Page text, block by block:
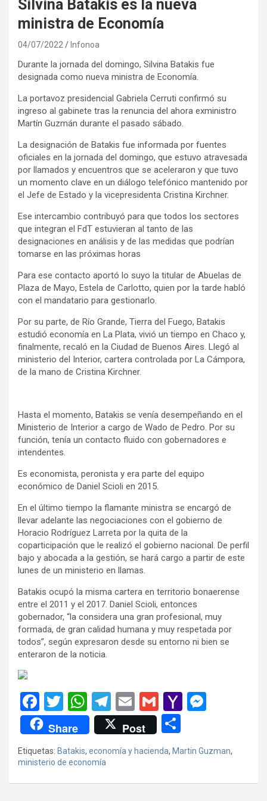
Silvina Batakis es la nueva
ministra de Economía
04/07/2022 Infonoa
Durante la jornada del domingo, Silvina Batakis fue
designada como nueva ministra de Economía.
La portavoz presidencial Gabriela Cerruti confirmó su
ingreso al gabinete tras la renuncia del ahora exministro
Martín Guzmán durante el pasado sábado.
La designación de Batakis fue informada por fuentes
oficiales en la jornada del domingo, que estuvo atravesada
por llamados y encuentros que se aceleraron y que tuvo
un momento clave en un diálogo telefónico mantenido por
el Jefe de Estado y la vicepresidenta Cristina Kirchner.
Ese intercambio contribuyó para que todos los sectores
que integran el FdT estuvieran al tanto de las
designaciones en análisis y de las medidas que podrían
tomarse en las próximas horas
Para ese contacto aportó lo suyo la titular de Abuelas de
Plaza de Mayo, Estela de Carlotto, quien por la tarde habló
con el mandatario para gestionarlo.
Por su parte, de Río Grande, Tierra del Fuego, Batakis
estudió economía en La Plata, vivió un tiempo en Chaco y,
finalmente, recaló en la Ciudad de Buenos Aires. Llegó al
ministerio del Interior, cartera controlada por La Cámpora,
de la mano de Cristina Kirchner.
Hasta el momento, Batakis se venía desempeñando en el
Ministerio de Interior a cargo de Wado de Pedro. Por su
función, tenía un contacto fluido con gobernadores e
intendentes.
Es economista, peronista y era parte del equipo
económico de Daniel Scioli en 2015.
En el último tiempo la flamante ministra se encargó de
llevar adelante las negociaciones con el gobierno de
Horacio Rodríguez Larreta por la quita de la
coparticipación que le realizó el gobierno nacional. De perfil
bajo y abocada a la gestión, se hará cargo a partir de este
lunes de un ministerio en llamas.
Batakis ocupó la misma cartera en territorio bonaerense
entre el 2011 y el 2017. Daniel Scioli, entonces
gobernador, “la considera una gran profesional, muy
formada, de gran calidad humana y muy respetada por
todos”, según expresaron desde su entorno ni bien se
enteraron de la noticia.
F
a
ce
b
o
T
wi
tt
er
W
h
at
s
A
T
el
e
gr
a
E
m
ail
G
m
ail
Y
o
o
n
g
Share Post
o
m
p
Etiquetas: Batakis, economía y hacienda, Martin Guzman,
ministerio de economía